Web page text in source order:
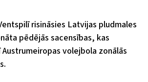
risināsies Latvijas pludmales
pēdējās sacensības, kas
volejbola zonālās